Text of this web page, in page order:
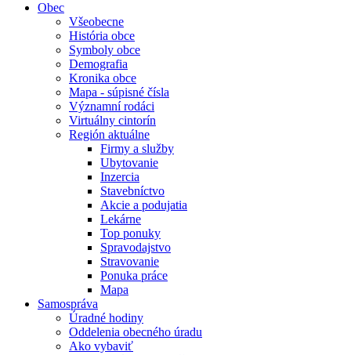
Obec
Všeobecne
História obce
Symboly obce
Demografia
Kronika obce
Mapa - súpisné čísla
Významní rodáci
Virtuálny cintorín
Región aktuálne
Firmy a služby
Ubytovanie
Inzercia
Stavebníctvo
Akcie a podujatia
Lekárne
Top ponuky
Spravodajstvo
Stravovanie
Ponuka práce
Mapa
Samospráva
Úradné hodiny
Oddelenia obecného úradu
Ako vybaviť